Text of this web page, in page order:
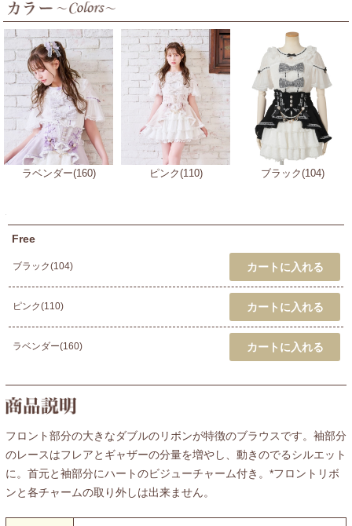
ラベンダー(160) ピンク(110) ブラック(104)
Free
ブラック(104)
ピンク(110)
ラベンダー(160)
フロント部分の大きなダブルのリボンが特徴のブラウスです。袖部分
のレースはフレアとギャザーの分量を増やし、動きのでるシルエット
に。首元と袖部分にハートのビジューチャーム付き。*フロントリボ
ンと各チャームの取り外しは出来ません。